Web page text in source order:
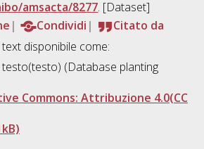
amsacta/8277. [Dataset]
Condividi
Citato da
text disponibile come:
(Database planting
Commons: Attribuzione 4.0(CC